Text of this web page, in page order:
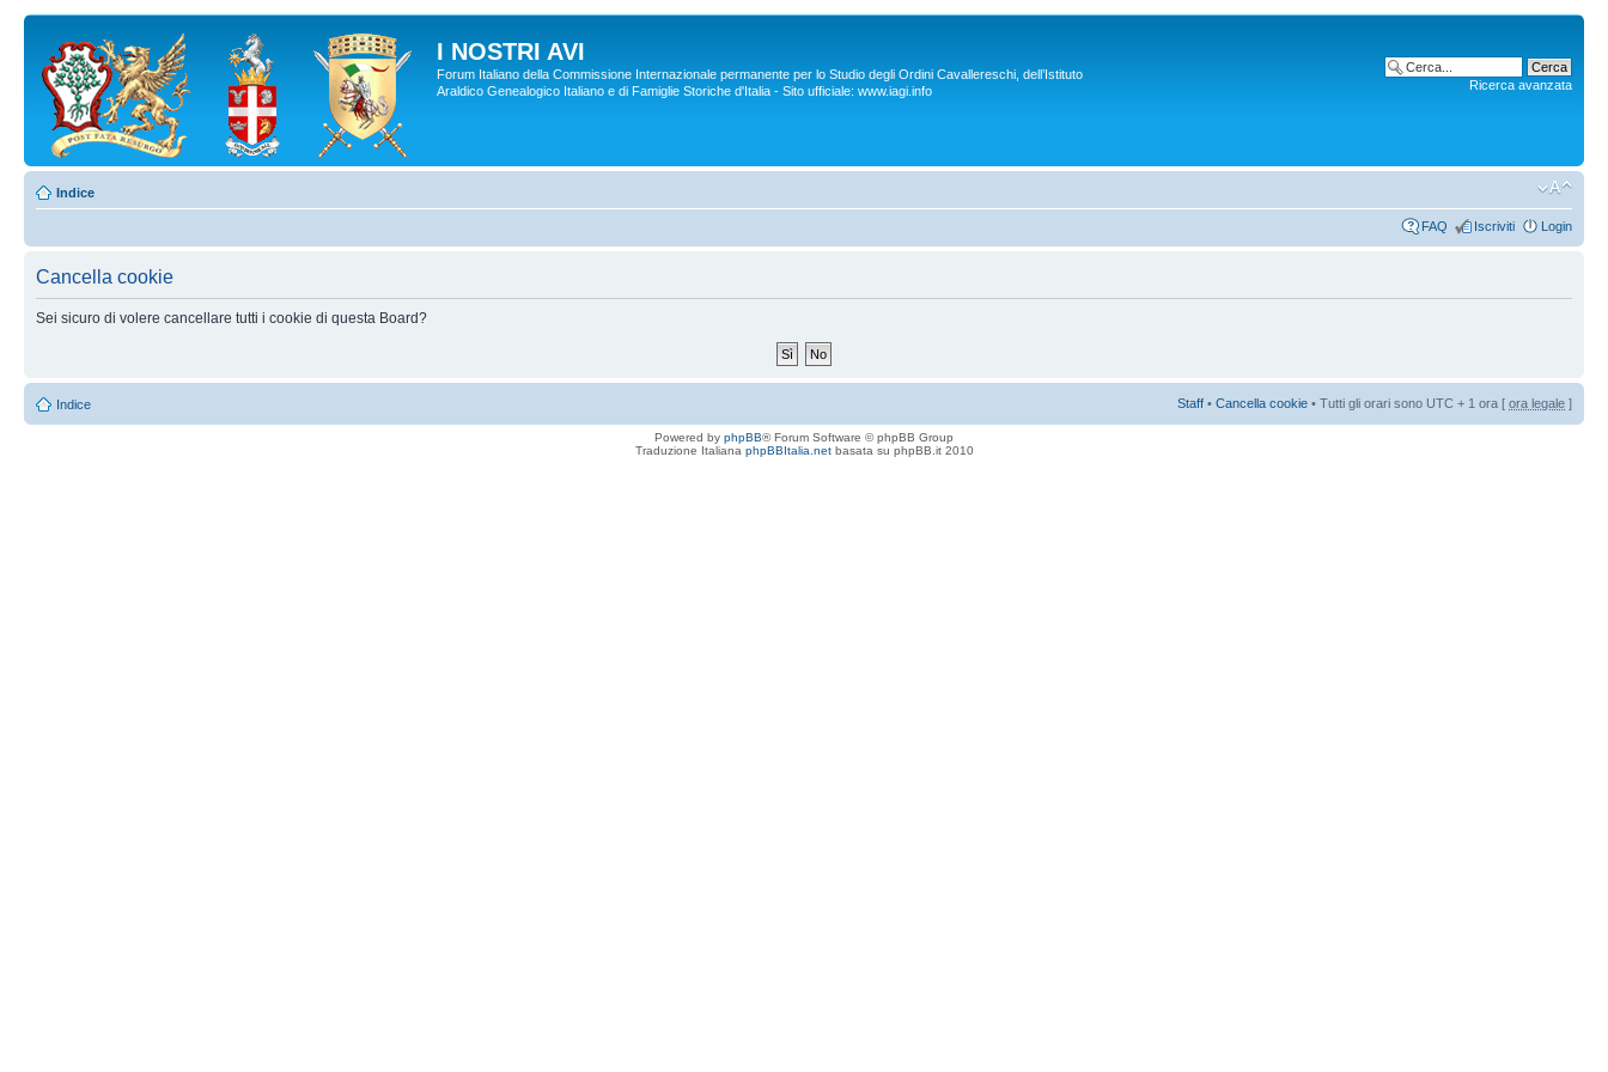
I NOSTRI AVI
Forum Italiano della Commissione Internazionale permanente per lo Studio degli Ordini Cavallereschi, dell’Istituto
Araldico Genealogico Italiano e di Famiglie Storiche d'Italia - Sito ufficiale: www.iagi.info
Ricerca avanzata
Indice
FAQ Iscriviti Login
Cancella cookie
Sei sicuro di volere cancellare tutti i cookie di questa Board?
Indice Staff • Cancella cookie • Tutti gli orari sono UTC + 1 ora [ ora legale ]
Powered by phpBB® Forum Software © phpBB Group
Traduzione Italiana phpBBItalia.netbasata su phpBB.it 2010